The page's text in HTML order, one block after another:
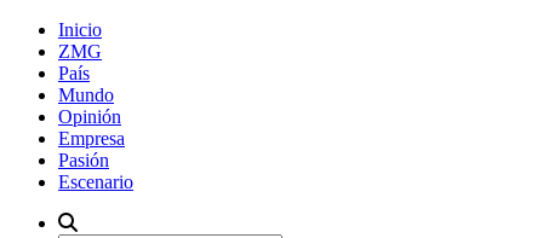
Inicio
ZMG
País
Mundo
Opinión
Empresa
Pasión
Escenario